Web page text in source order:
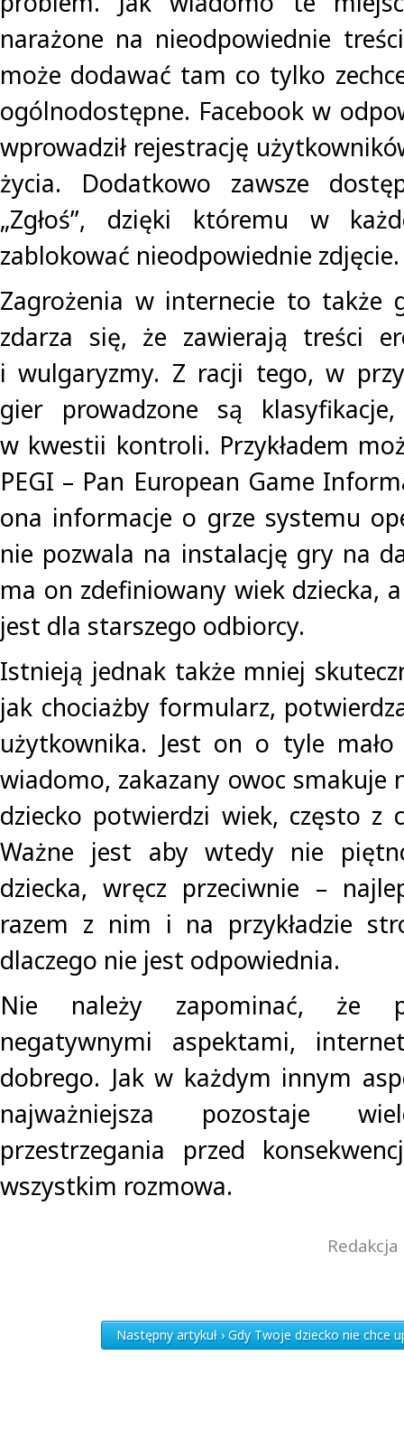
narażone na nieodpowiednie
może dodawać tam co tylko
ogólnodostępne. Facebook w
wprowadził rejestrację
życia. Dodatkowo zawsze
„Zgłoś”, dzięki któremu w
zablokować nieodpowiednie zdjęcie.
Zagrożenia w internecie to także
zdarza się, że zawierają treści
i wulgaryzmy. Z racji tego, w
gier prowadzone są
w kwestii kontroli. Przykładem
PEGI – Pan European Game
ona informacje o grze systemu
nie pozwala na instalację gry na
ma on zdefiniowany wiek dziecka,
jest dla starszego odbiorcy.
Istnieją jednak także mniej
jak chociażby formularz,
użytkownika. Jest on o tyle
wiadomo, zakazany owoc smakuje
dziecko potwierdzi wiek, często z
Ważne jest aby wtedy nie
dziecka, wręcz przeciwnie –
razem z nim i na przykładzie
dlaczego nie jest odpowiednia.
Nie należy zapominać, że
negatywnymi aspektami,
dobrego. Jak w każdym innym
najważniejsza pozostaje
przestrzegania przed
wszystkim rozmowa.
Następny artykuł › Gdy Twoje dziecko nie chce